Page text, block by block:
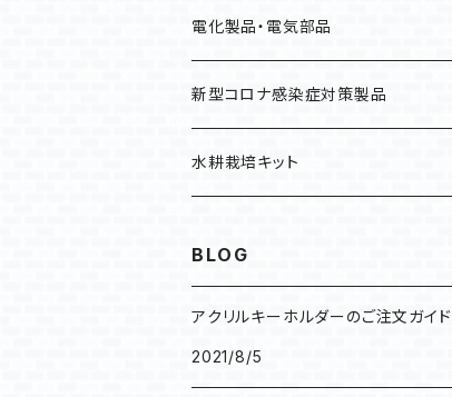
アクリルキーホルダー
40mm×40mm / 30mm×50mm
50mm×50mm / 40mm×60mm
アクリルスタンド
50ｍｍ×100ｍｍ
100ｍｍ×200ｍｍ
120ｍｍ×230ｍｍ
アクリルコースター
アクリルマスクスタンド
電化製品・電気部品
消費電力測定器
簡易タイプ(3桁)
シロッコファン
ケーブル
新型コロナ感染症対策製品
CO2センサー
水耕栽培キット
BLOG
アクリルキーホルダーのご注文ガイド
2021/8/5